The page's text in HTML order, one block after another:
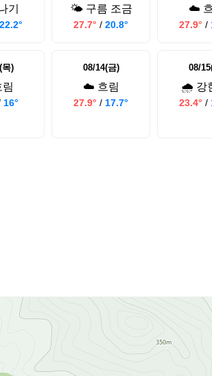
기
22.2°
🌤️ 구름 조금
27.7° / 20.8°
☁️
27.9° /
목)
16°
08/14(금)
☁️ 흐림
27.9° / 17.7°
08/
🌧️ 강
23.4° /